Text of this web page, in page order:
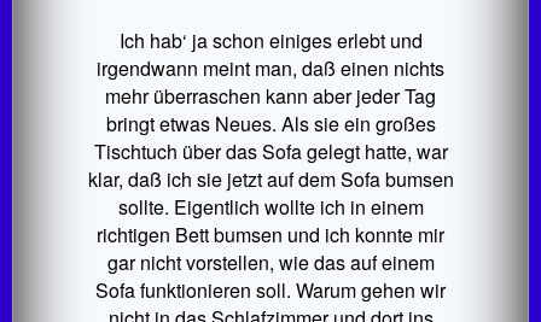
Ich hab‘ ja schon einiges erlebt und
irgendwann meint man, daß einen nichts
mehr überraschen kann aber jeder Tag
bringt etwas Neues. Als sie ein großes
Tischtuch über das Sofa gelegt hatte, war
klar, daß ich sie jetzt auf dem Sofa bumsen
sollte. Eigentlich wollte ich in einem
richtigen Bett bumsen und ich konnte mir
gar nicht vorstellen, wie das auf einem
Sofa funktionieren soll. Warum gehen wir